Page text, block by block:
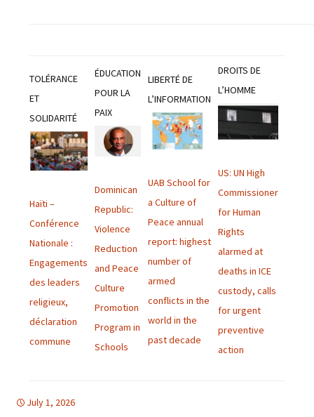
TOLÉRANCE
ET
SOLIDARITÉ
Haïti –
Conférence
Nationale :
Engagements
des leaders
religieux,
déclaration
commune
ÉDUCATION
POUR LA
PAIX
Dominican
Republic:
Violence
Reduction
and Peace
Culture
Promotion
Program in
Schools
LIBERTÉ DE
L’INFORMATION
UAB School for
a Culture of
Peace annual
report: highest
number of
armed
conflicts in the
world in the
past decade
DROITS DE
L’HOMME
US: UN High
Commissioner
for Human
Rights
alarmed at
deaths in ICE
custody, calls
for urgent
preventive
action
July 1, 2026